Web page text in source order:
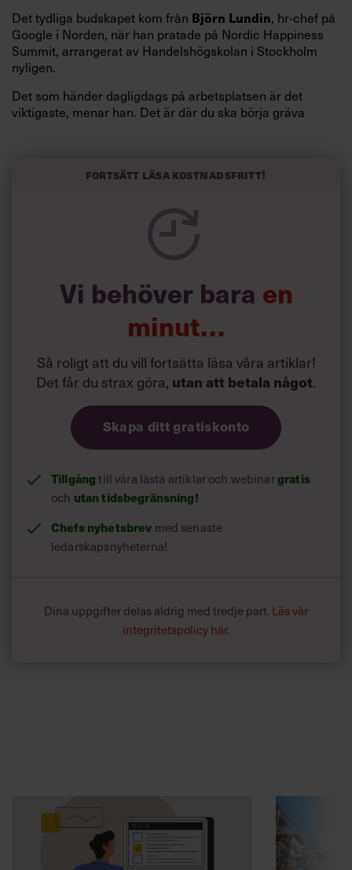
Det tydliga budskapet kom från Björn Lundin, hr-chef på
Google i Norden, när han pratade på Nordic Happiness
Summit, arrangerat av Handelshögskolan i Stockholm
nyligen.
Det som händer dagligdags på arbetsplatsen är det
viktigaste, menar han. Det är där du ska börja gräva
och höjt arbetsglädjen på Google:
Fortsätt läsa kostnadsfritt!
Vi behöver bara en
minut…
Så roligt att du vill fortsätta läsa våra artiklar!
Det får du strax göra, utan att betala något.
Skapa ditt gratiskonto
Tillgångtill våra låsta artiklar och webinargratis
och utan tidsbegränsning!
Chefs nyhetsbrev med senaste
ledarskapsnyheterna!
Dina uppgifter delas aldrig med tredje part. Läs vår
integritetspolicy här.